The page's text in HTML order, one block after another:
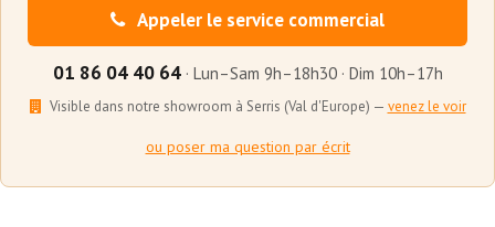
Appeler le service commercial
01 86 04 40 64· Lun–Sam 9h–18h30 · Dim 10h–17h
Visible dans notre showroom à Serris (Val d'Europe) — venez le voir
ou poser ma question par écrit